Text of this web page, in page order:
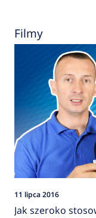
Filmy
11 lipca 2016
Jak szeroko